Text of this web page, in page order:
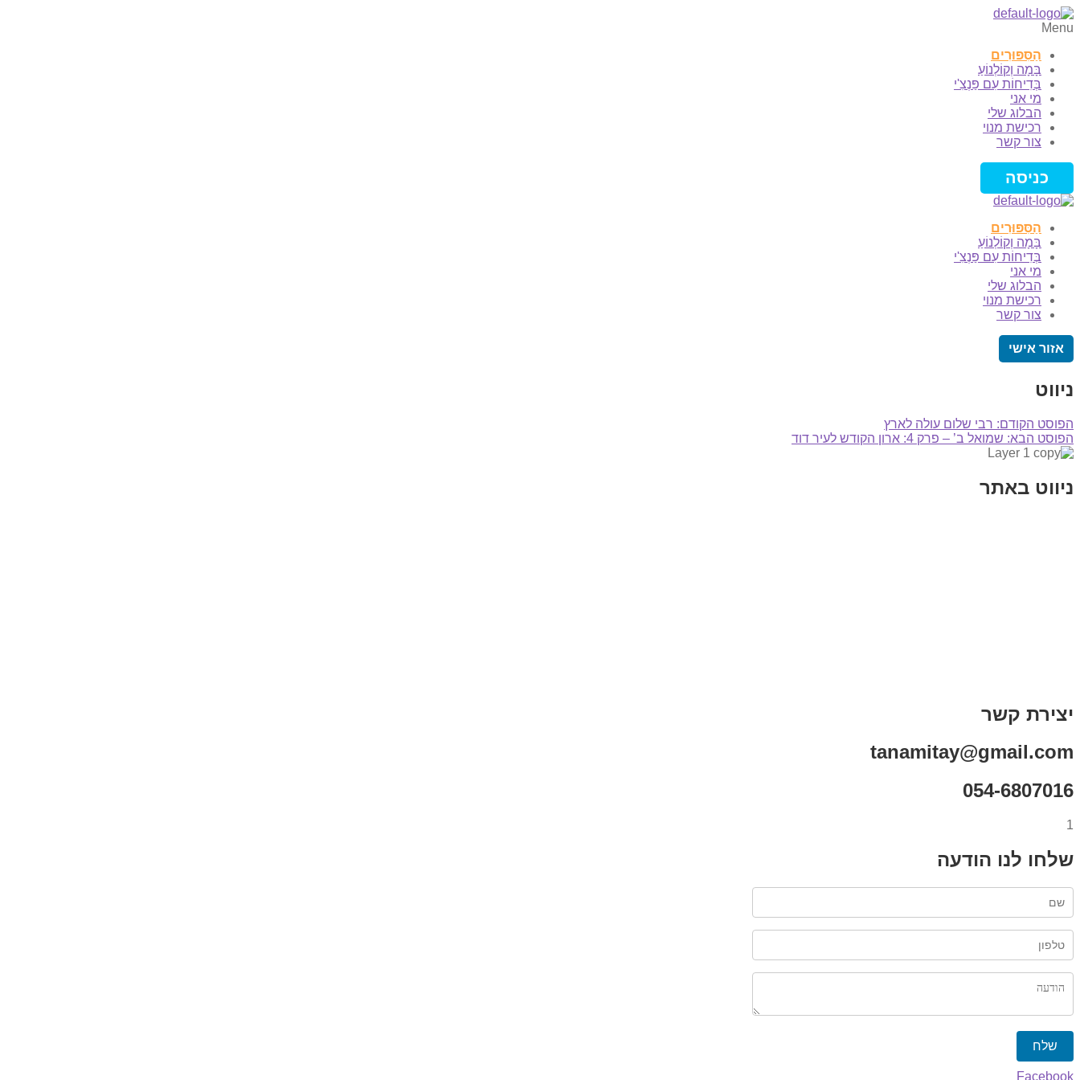
Menu
הַסִּפּוּרִים
בָּמָה וְקוֹלְנוֹעַ
בְּדִיחוֹת עִם פַּנְצִ'י
מי אני
הבלוג שלי
רכישת מנוי
צור קשר
כניסה
הַסִּפּוּרִים
בָּמָה וְקוֹלְנוֹעַ
בְּדִיחוֹת עִם פַּנְצִ'י
מי אני
הבלוג שלי
רכישת מנוי
צור קשר
אזור אישי
ניווט
הפוסט הקודם: רבי שלום עולה לארץ
הפוסט הבא: שמואל ב’ – פרק 4: ארון הקודש לעיר דוד
ניווט באתר
יצירת קשר
tanamitay@gmail.com
054-6807016
1
שלחו לנו הודעה
שלח
Facebook